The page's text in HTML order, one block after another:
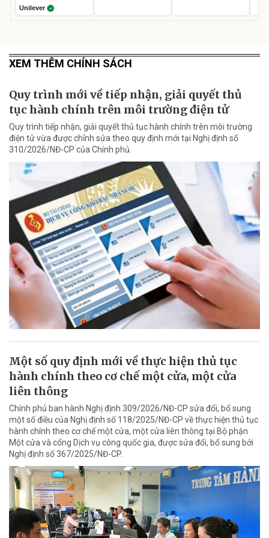
Unilever
XEM THÊM CHÍNH SÁCH
Quy trình mới về tiếp nhận, giải quyết thủ
tục hành chính trên môi trường điện tử
Quy trình tiếp nhận, giải quyết thủ tục hành chính trên môi trường
điện tử vừa được chỉnh sửa theo quy định mới tại Nghị định số
310/2026/NĐ-CP của Chính phủ.
Một số quy định mới về thực hiện thủ tục
hành chính theo cơ chế một cửa, một cửa
liên thông
Chính phủ ban hành Nghị định 309/2026/NĐ-CP sửa đổi, bổ sung
một số điều của Nghị định số 118/2025/NĐ-CP về thực hiện thủ tục
hành chính theo cơ chế một cửa, một cửa liên thông tại Bộ phận
Một cửa và cổng Dịch vụ công quốc gia, được sửa đổi, bổ sung bởi
Nghị định số 367/2025/NĐ-CP.